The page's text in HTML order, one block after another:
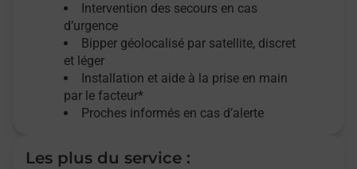
Intervention des secours en cas
d’urgence
Bipper géolocalisé par satellite, discret
et léger
Installation et aide à la prise en main
par le facteur*
Proches informés en cas d’alerte
Les plus du service :